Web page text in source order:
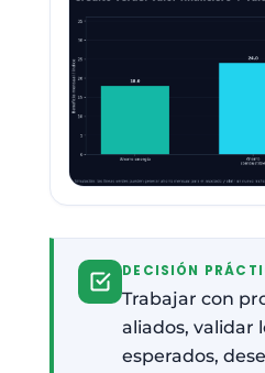
DECISIÓN
Trabajar con
aliados, validar
esperados,